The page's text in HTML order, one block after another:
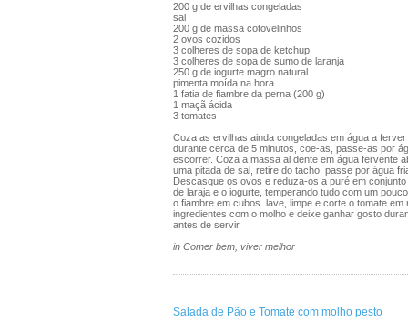
200 g de ervilhas congeladas
sal
200 g de massa cotovelinhos
2 ovos cozidos
3 colheres de sopa de ketchup
3 colheres de sopa de sumo de laranja
250 g de iogurte magro natural
pimenta moída na hora
1 fatia de fiambre da perna (200 g)
1 maçã ácida
3 tomates
Coza as ervilhas ainda congeladas em água a
durante cerca de 5 minutos, coe-as, passe-as por
escorrer. Coza a massa al dente em água fervente
uma pitada de sal, retire do tacho, passe por água
Descasque os ovos e reduza-os a puré em
de laraja e o iogurte, temperando tudo com um
o fiambre em cubos. lave, limpe e corte o tomate
ingredientes com o molho e deixe ganhar gosto
antes de servir.
in Comer bem, viver melhor
Salada de Pão e Tomate com molho pesto